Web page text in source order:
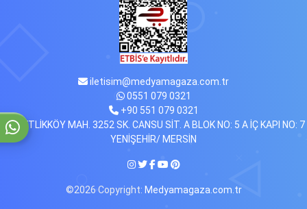
iletisim@medyamagaza.com.tr
0551 079 0321
+90 551 079 0321
ÇİFTLİKKÖY MAH. 3252 SK. CANSU SİT. A BLOK NO: 5 A İÇ KAPI NO: 7
YENİŞEHİR/ MERSİN
©2026 Copyright: Medyamagaza.com.tr